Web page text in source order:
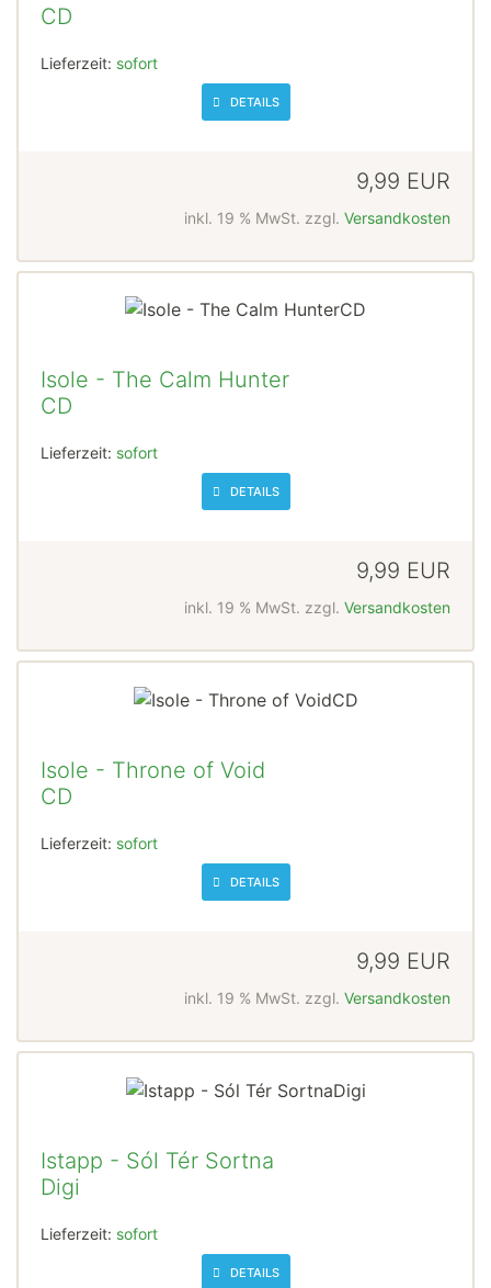
CD
Lieferzeit: sofort
DETAILS
9,99 EUR
inkl. 19 % MwSt. zzgl. Versandkosten
Isole - The Calm Hunter
CD
Lieferzeit: sofort
DETAILS
9,99 EUR
inkl. 19 % MwSt. zzgl. Versandkosten
Isole - Throne of Void
CD
Lieferzeit: sofort
DETAILS
9,99 EUR
inkl. 19 % MwSt. zzgl. Versandkosten
Istapp - Sól Tér Sortna
Digi
Lieferzeit: sofort
DETAILS